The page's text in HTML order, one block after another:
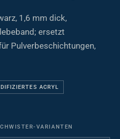
1,6 mm dick,
ersetzt
Pulverbeschichtungen,
ACRYL
VARIANTEN